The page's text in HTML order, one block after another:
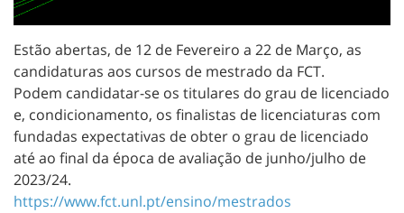
Estão abertas, de 12 de Fevereiro a 22 de Março, as
candidaturas aos cursos de mestrado da FCT.
Podem candidatar-se os titulares do grau de licenciado
e, condicionamento, os finalistas de licenciaturas com
fundadas expectativas de obter o grau de licenciado
até ao final da época de avaliação de junho/julho de
2023/24.
https://www.fct.unl.pt/ensino/mestrados